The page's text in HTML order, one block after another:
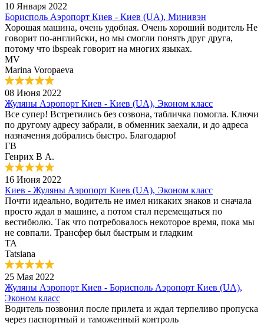
10 Января 2022
Борисполь Аэропорт Киев - Киев (UA), Минивэн
Хорошая машина, очень удобная. Очень хороший водитель Не
говорит по-английски, но мы смогли понять друг друга,
потому что ibspeak говорит на многих языках.
MV
Marina Voropaeva
08 Июня 2022
Жуляны Аэропорт Киев - Киев (UA), Эконом класс
Все супер! Встретились без созвона, табличка помогла. Ключи
по другому адресу забрали, в обменник заехали, и до адреса
назначения добрались быстро. Благодарю!
ГВ
Генрих В А.
16 Июня 2022
Киев - Жуляны Аэропорт Киев (UA), Эконом класс
Почти идеально, водитель не имел никаких знаков и сначала
просто ждал в машине, а потом стал перемещаться по
вестибюлю. Так что потребовалось некоторое время, пока мы
не совпали. Трансфер был быстрым и гладким
TA
Tatsiana
25 Мая 2022
Жуляны Аэропорт Киев - Борисполь Аэропорт Киев (UA),
Эконом класс
Водитель позвонил после прилета и ждал терпеливо пропуска
через паспортный и таможенный контроль